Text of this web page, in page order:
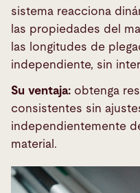
sistema reacciona
las propiedades del
las longitudes de
independiente, sin
Su ventaja: obtenga
consistentes sin
independientemente
material.